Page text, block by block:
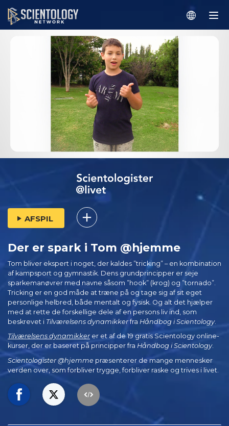
AFSPIL
Der er spark i Tom @hjemme
Tom bliver ekspert i noget, der kaldes ”tricking” – en kombination
af kampsport og gymnastik. Dens grundprincipper er seje
sparkemanøvrer med navne såsom ”hook” (krog) og ”tornado”.
Tricking er en god måde at træne på og tage sig af sit eget
personlige helbred, både mentalt og fysisk. Og alt det hjælper
med at rette de forskellige dele af en persons liv ind, som
beskrevet i Tilværelsens dynamikkerfra Håndbog i Scientology.
Tilværelsens dynamikkerer et af de 19 gratis Scientology online-
kurser, der er baseret på principper fra Håndbog i Scientology.
Scientologister @hjemme præsenterer de mange mennesker
verden over, som forbliver trygge, forbliver raske og trives i livet.